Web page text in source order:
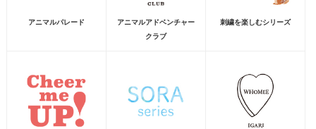
アニマルパレード
アニマルアドベンチャー
クラブ
刺繍を楽しむシリーズ